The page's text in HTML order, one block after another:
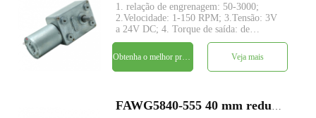
1. relação de engrenagem: 50-3000;
2.Velocidade: 1-150 RPM; 3.Tensão: 3V
a 24V DC; 4. Torque de saída: de
0,5kg.cm~45kg.cm; estrutura da
engrenagem 5.Worm com eixo de
transmissão em ângulo reto; torque
6.Large e baixo ruído; 7.Codificador:
Veja mais